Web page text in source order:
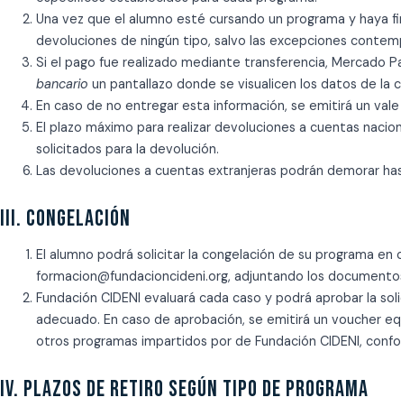
Una vez que el alumno esté cursando un programa y haya
devoluciones de ningún tipo, salvo las excepciones
Si el pago fue realizado mediante transferencia, Mercado
bancario un pantallazo donde se visualicen los datos de la
En caso de no entregar esta información, se emitirá un
El plazo máximo para realizar devoluciones a cuentas
solicitados para la devolución.
Las devoluciones a cuentas extranjeras podrán demorar
III. CONGELACIÓN
El alumno podrá solicitar la congelación de su programa
formacion@fundacioncideni.org, adjuntando los
Fundación CIDENI evaluará cada caso y podrá aprobar la
adecuado. En caso de aprobación, se emitirá un voucher
otros programas impartidos por de Fundación CIDENI,
IV. PLAZOS DE RETIRO SEGÚN TIPO DE PROGRAMA